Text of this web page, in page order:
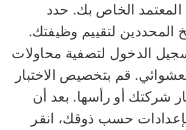
الخاص بك. حدد
لتقييم وظيفتك.
الدخول لتصفية محاولات
قم بتخصيص الاختبار
أو رأسها. بعد أن
حسب ذوقك، انقر